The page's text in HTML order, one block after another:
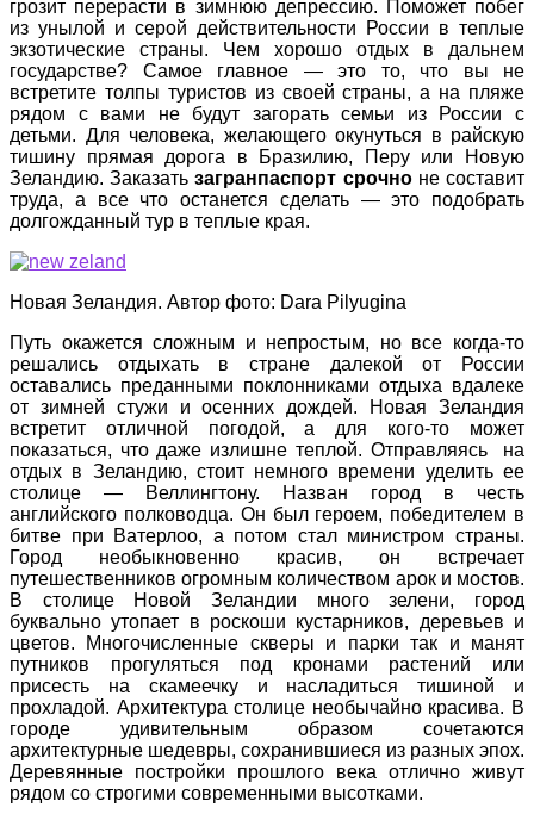
грозит перерасти в зимнюю депрессию. Поможет побег
из унылой и серой действительности России в теплые
экзотические страны. Чем хорошо отдых в дальнем
государстве? Самое главное — это то, что вы не
встретите толпы туристов из своей страны, а на пляже
рядом с вами не будут загорать семьи из России с
детьми. Для человека, желающего окунуться в райскую
тишину прямая дорога в Бразилию, Перу или Новую
Зеландию. Заказатьзагранпаспорт срочноне составит
труда, а все что останется сделать — это подобрать
долгожданный тур в теплые края.
Новая Зеландия. Автор фото: Dara Pilyugina
Путь окажется сложным и непростым, но все когда-то
решались отдыхать в стране далекой от России
оставались преданными поклонниками отдыха вдалеке
от зимней стужи и осенних дождей. Новая Зеландия
встретит отличной погодой, а для кого-то может
показаться, что даже излишне теплой. Отправляясь на
отдых в Зеландию, стоит немного времени уделить ее
столице — Веллингтону. Назван город в честь
английского полководца. Он был героем, победителем в
битве при Ватерлоо, а потом стал министром страны.
Город необыкновенно красив, он встречает
путешественников огромным количеством арок и мостов.
В столице Новой Зеландии много зелени, город
буквально утопает в роскоши кустарников, деревьев и
цветов. Многочисленные скверы и парки так и манят
путников прогуляться под кронами растений или
присесть на скамеечку и насладиться тишиной и
прохладой. Архитектура столице необычайно красива. В
городе удивительным образом сочетаются
архитектурные шедевры, сохранившиеся из разных эпох.
Деревянные постройки прошлого века отлично живут
рядом со строгими современными высотками.